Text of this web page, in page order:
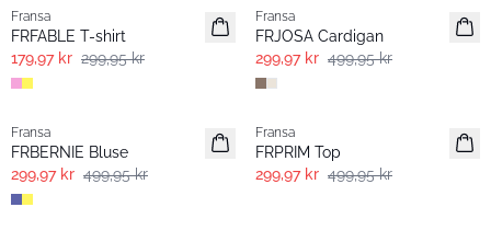
Fransa
FRFABLE T-shirt
179,97 kr 299,95 kr
Fransa
FRJOSA Cardigan
299,97 kr 499,95 kr
- 40% | Salg
Fransa
FRBERNIE Bluse
299,97 kr 499,95 kr
- 40% | Salg
Fransa
FRPRIM Top
299,97 kr 499,95 kr
- 40% | Salg